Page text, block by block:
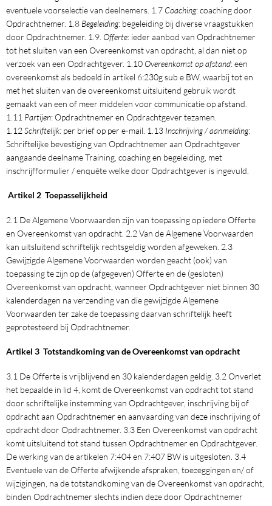
eventuele voorselectie van deelnemers. 1.7 Coaching: coaching door
Opdrachtnemer. 1.8 Begeleiding: begeleiding bij diverse vraagstukken
door Opdrachtnemer. 1.9. Offerte: ieder aanbod van Opdrachtnemer
tot het sluiten van een Overeenkomst van opdracht, al dan niet op
verzoek van een Opdrachtgever. 1.10 Overeenkomst op afstand: een
overeenkomst als bedoeld in artikel 6:230g sub e BW, waarbij tot en
met het sluiten van de overeenkomst uitsluitend gebruik wordt
gemaakt van een of meer middelen voor communicatie op afstand.
1.11 Partijen: Opdrachtnemer en Opdrachtgever tezamen.
1.12 Schriftelijk: per brief op per e-mail. 1.13 Inschrijving / aanmelding:
Schriftelijke bevestiging van Opdrachtnemer aan Opdrachtgever
aangaande deelname Training, coaching en begeleiding, met
inschrijfformulier / enquête welke door Opdrachtgever is ingevuld.
Artikel 2 Toepasselijkheid
2.1 De Algemene Voorwaarden zijn van toepassing op iedere Offerte
en Overeenkomst van opdracht. 2.2 Van de Algemene Voorwaarden
kan uitsluitend schriftelijk rechtsgeldig worden afgeweken. 2.3
Gewijzigde Algemene Voorwaarden worden geacht (ook) van
toepassing te zijn op de (afgegeven) Offerte en de (gesloten)
Overeenkomst van opdracht, wanneer Opdrachtgever niet binnen 30
kalenderdagen na verzending van die gewijzigde Algemene
Voorwaarden ter zake de toepassing daarvan schriftelijk heeft
geprotesteerd bij Opdrachtnemer.
Artikel 3 Totstandkoming van de Overeenkomst van opdracht
3.1 De Offerte is vrijblijvend en 30 kalenderdagen geldig. 3.2 Onverlet
het bepaalde in lid 4, komt de Overeenkomst van opdracht tot stand
door schriftelijke instemming van Opdrachtgever, inschrijving bij of
opdracht aan Opdrachtnemer en aanvaarding van deze inschrijving of
opdracht door Opdrachtnemer. 3.3 Een Overeenkomst van opdracht
komt uitsluitend tot stand tussen Opdrachtnemer en Opdrachtgever.
De werking van de artikelen 7:404 en 7:407 BW is uitgesloten. 3.4
Eventuele van de Offerte afwijkende afspraken, toezeggingen en/ of
wijzigingen, na de totstandkoming van de Overeenkomst van opdracht,
binden Opdrachtnemer slechts indien deze door Opdrachtnemer